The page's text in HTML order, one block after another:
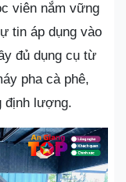
viên nắm vững
tin áp dụng vào
đủ dụng cụ từ
pha cà phê,
định lượng.